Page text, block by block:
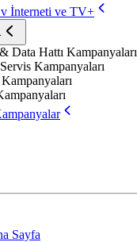
İnterneti ve TV+
Data Hattı Kampanyaları
Kampanyaları
Sayfa